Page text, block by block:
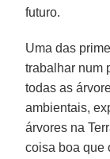
futuro.
Uma das
trabalhar num
todas as
ambientais,
árvores na
coisa boa que